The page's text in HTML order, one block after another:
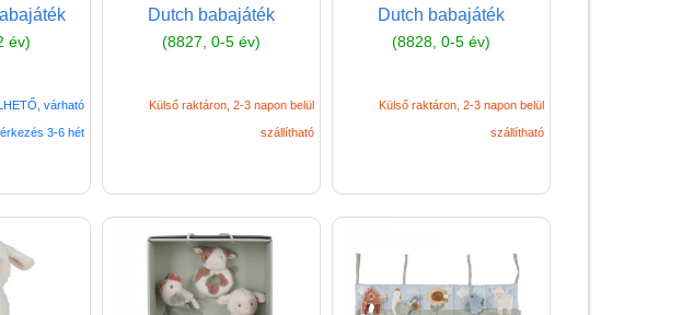
év)
várható
3-6 hét
Dutch babajáték
(8827, 0-5 év)
Külső raktáron, 2-3 napon belül
szállítható
Dutch babajáték
(8828, 0-5 év)
Külső raktáron, 2-3 napon belül
szállítható
Ügyességi babajáték
Vonalvezető játék
Diafilm
Játék hangszer